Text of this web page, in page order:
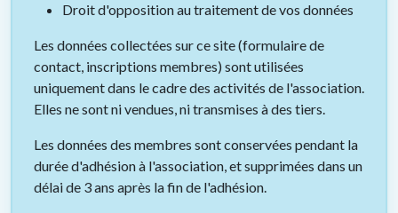
Droit d'opposition au traitement de vos données
Les données collectées sur ce site (formulaire de
contact, inscriptions membres) sont utilisées
uniquement dans le cadre des activités de l'association.
Elles ne sont ni vendues, ni transmises à des tiers.
Les données des membres sont conservées pendant la
durée d'adhésion à l'association, et supprimées dans un
délai de 3 ans après la fin de l'adhésion.